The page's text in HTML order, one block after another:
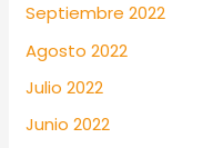
Septiembre 2022
Agosto 2022
Julio 2022
Junio 2022